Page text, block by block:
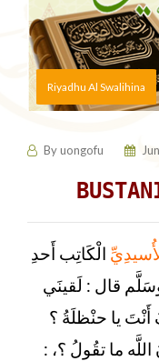
Riyadhu Al Swalihina
Byuongofu
الْكَاتِب أَحدِ
قال : لَقينَي
أَنْتَ يا حنْظلَةُ ؟
ما تقُولُ ؟، :